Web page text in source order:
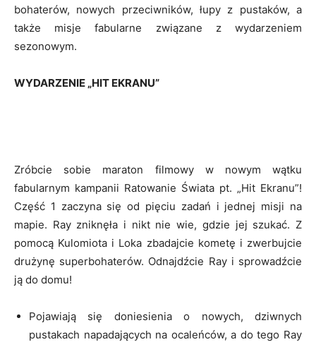
bohaterów, nowych przeciwników, łupy z pustaków, a
także misje fabularne związane z wydarzeniem
sezonowym.
WYDARZENIE „HIT EKRANU”
Zróbcie sobie maraton filmowy w nowym wątku
fabularnym kampanii Ratowanie Świata pt. „Hit Ekranu”!
Część 1 zaczyna się od pięciu zadań i jednej misji na
mapie. Ray zniknęła i nikt nie wie, gdzie jej szukać. Z
pomocą Kulomiota i Loka zbadajcie kometę i zwerbujcie
drużynę superbohaterów. Odnajdźcie Ray i sprowadźcie
ją do domu!
Pojawiają się doniesienia o nowych, dziwnych
pustakach napadających na ocaleńców, a do tego Ray